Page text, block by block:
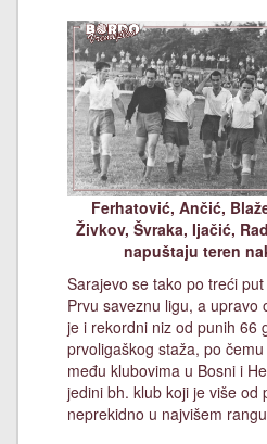
Ferhatović, Ančić,
Živkov, Švraka, Ijačić,
napuštaju teren
Sarajevo se tako po treći
Prvu saveznu ligu, a upravo
je i rekordni niz od punih 66
prvoligaškog staža, po
među klubovima u Bosni i
jedini bh. klub koji je više od
neprekidno u najvišem